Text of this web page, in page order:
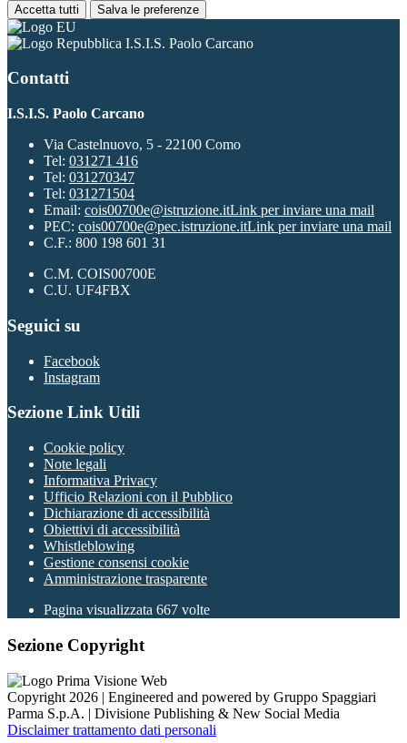
Accetta tutti Salva le preferenze
I.S.I.S. Paolo Carcano
Contatti
I.S.I.S. Paolo Carcano
Via Castelnuovo, 5 - 22100 Como
Tel: 031271 416
Tel: 031270347
Tel: 031271504
Email: cois00700e@istruzione.itLink per inviare una mail
PEC: cois00700e@pec.istruzione.itLink per inviare una mail
C.F.: 800 198 601 31
C.M. COIS00700E
C.U. UF4FBX
Seguici su
Facebook
Instagram
Sezione Link Utili
Cookie policy
Note legali
Informativa Privacy
Ufficio Relazioni con il Pubblico
Dichiarazione di accessibilità
Obiettivi di accessibilità
Whistleblowing
Gestione consensi cookie
Amministrazione trasparente
Pagina visualizzata 667 volte
Sezione Copyright
Copyright 2026 | Engineered and powered by Gruppo Spaggiari
Parma S.p.A. | Divisione Publishing & New Social Media
Disclaimer trattamento dati personali